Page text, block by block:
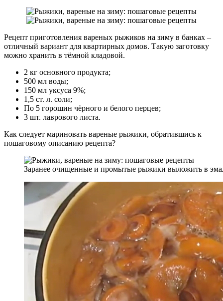
Рецепт приготовления вареных рыжиков на зиму в банках –
отличный вариант для квартирных домов. Такую заготовку
можно хранить в тёмной кладовой.
2 кг основного продукта;
500 мл воды;
150 мл уксуса 9%;
1,5 ст. л. соли;
По 5 горошин чёрного и белого перцев;
3 шт. лаврового листа.
Как следует мариновать вареные рыжики, обратившись к
пошаговому описанию рецепта?
Заранее очищенные и промытые рыжики выложить в